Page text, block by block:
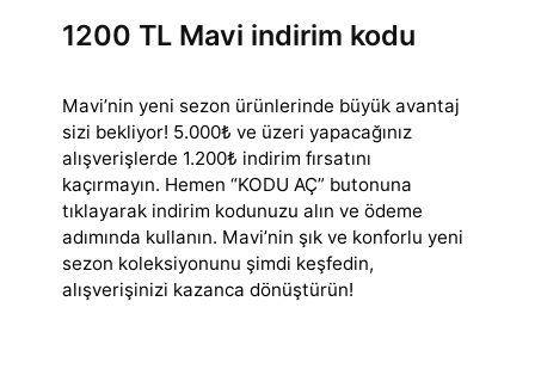
1200 TL Mavi indirim kodu
Mavi’nin yeni sezon ürünlerinde büyük avantaj
sizi bekliyor! 5.000₺ ve üzeri yapacağınız
alışverişlerde 1.200₺ indirim fırsatını
kaçırmayın. Hemen “KODU AÇ” butonuna
tıklayarak indirim kodunuzu alın ve ödeme
adımında kullanın. Mavi’nin şık ve konforlu yeni
sezon koleksiyonunu şimdi keşfedin,
alışverişinizi kazanca dönüştürün!